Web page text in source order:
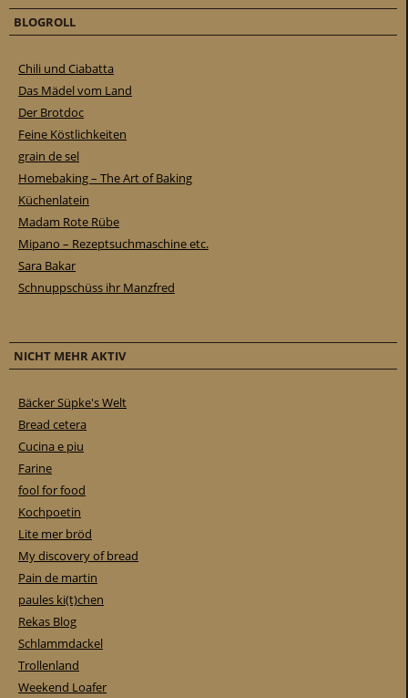
BLOGROLL
Chili und Ciabatta
Das Mädel vom Land
Der Brotdoc
Feine Köstlichkeiten
grain de sel
Homebaking – The Art of Baking
Küchenlatein
Madam Rote Rübe
Mipano – Rezeptsuchmaschine etc.
Sara Bakar
Schnuppschüss ihr Manzfred
NICHT MEHR AKTIV
Bäcker Süpke's Welt
Bread cetera
Cucina e piu
Farine
fool for food
Kochpoetin
Lite mer bröd
My discovery of bread
Pain de martin
paules ki(t)chen
Rekas Blog
Schlammdackel
Trollenland
Weekend Loafer